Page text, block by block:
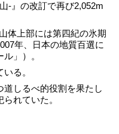
-』の改訂で再び2,052m
体上部には第四紀の氷期
年、日本の地質百選に
」）。
る。
道しるべ的役割を果たし
れていた。